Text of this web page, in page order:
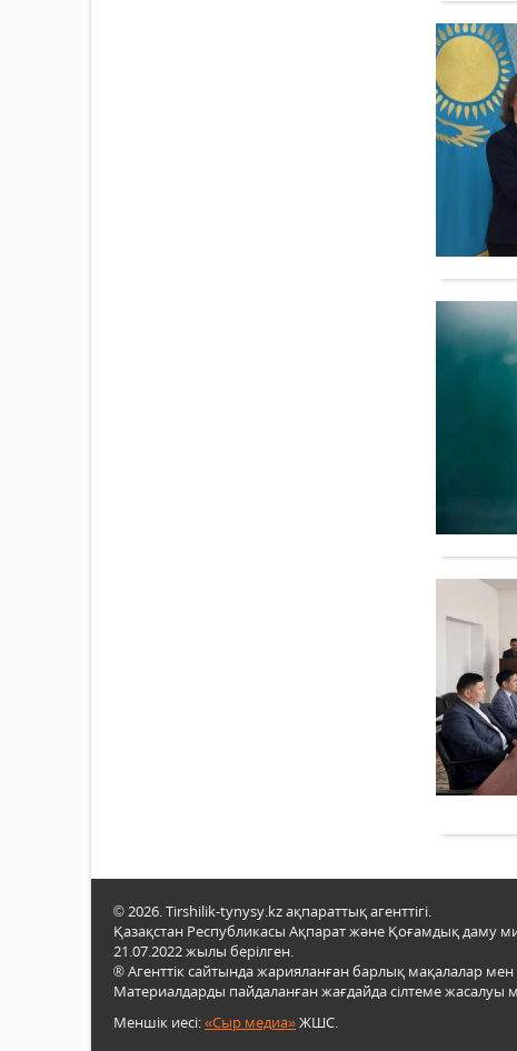
© 2026. Tirshilik-tynysy.kz ақпараттық агенттігі.
Қазақстан Республикасы Ақпарат және Қоғамдық даму
21.07.2022 жылы берілген.
® Агенттік сайтында жарияланған барлық мақалалар
Материалдарды пайдаланған жағдайда сілтеме жасалуы
Меншік иесі:«Сыр медиа»ЖШС.